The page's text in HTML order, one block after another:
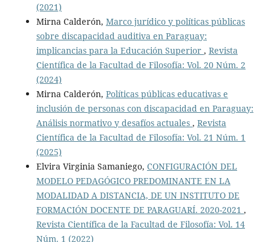
(2021)
Mirna Calderón, Marco jurídico y políticas públicas
sobre discapacidad auditiva en Paraguay:
implicancias para la Educación Superior , Revista
Científica de la Facultad de Filosofía: Vol. 20 Núm. 2
(2024)
Mirna Calderón, Políticas públicas educativas e
inclusión de personas con discapacidad en Paraguay:
Análisis normativo y desafíos actuales , Revista
Científica de la Facultad de Filosofía: Vol. 21 Núm. 1
(2025)
Elvira Virginia Samaniego, CONFIGURACIÓN DEL
MODELO PEDAGÓGICO PREDOMINANTE EN LA
MODALIDAD A DISTANCIA, DE UN INSTITUTO DE
FORMACIÓN DOCENTE DE PARAGUARÍ. 2020-2021 ,
Revista Científica de la Facultad de Filosofía: Vol. 14
Núm. 1 (2022)